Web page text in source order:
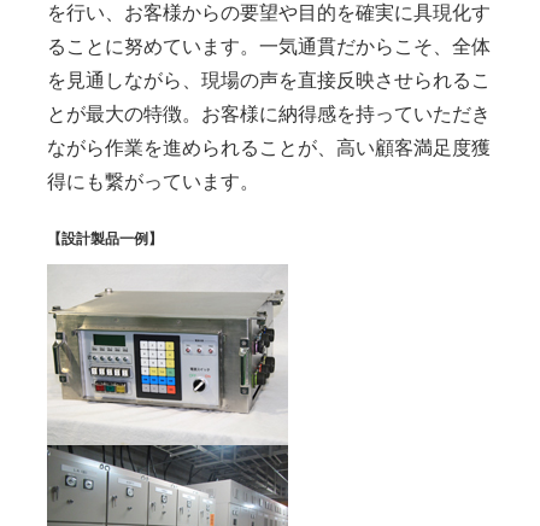
を行い、お客様からの要望や目的を確実に具現化す
ることに努めています。一気通貫だからこそ、全体
を見通しながら、現場の声を直接反映させられるこ
とが最大の特徴。お客様に納得感を持っていただき
ながら作業を進められることが、高い顧客満足度獲
得にも繋がっています。
【設計製品一例】